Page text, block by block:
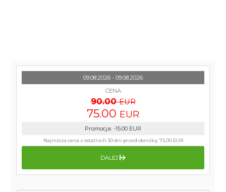
09.08.2026 - 09.08.2026
CENA
90.00 EUR
75.00 EUR
Promocja: -15.00 EUR
Najniższa cena z ostatnich 30 dni przed obniżką:75.00 EUR
DALEJ